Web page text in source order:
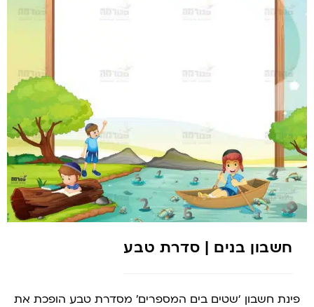
חשבון בנים | סדרת טבע
פינת חשבון ‘שטים בים המספרים’ מסדרת טבע הופכת את